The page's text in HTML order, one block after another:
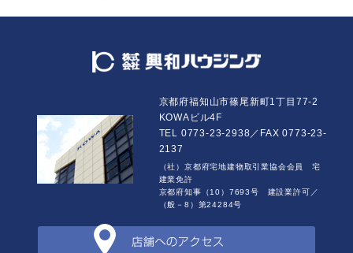
京都府福知山市篠尾新町1丁目77-2
KOWAビル4F
TEL 0773-23-2938／FAX 0773-23-
2137
（社）京都府宅地建物取引業協会会員 宅
建業免許
京都府知事（10）7693号 建設業許可／
（般－8）第24284号